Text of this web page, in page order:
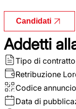
Candidati
Addetti
Tipo di contratto
Retribuzione
Codice annuncio
Data di